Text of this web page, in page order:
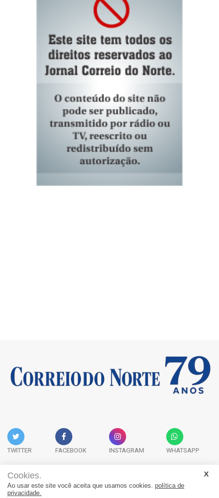
TWITTER FACEBOOK INSTAGRAM WHATSAPP
Acervo Digital Fale Conosco Quem Somos
Cookies.
Ao usar este site você aceita que usamos cookies. política de
privacidade.